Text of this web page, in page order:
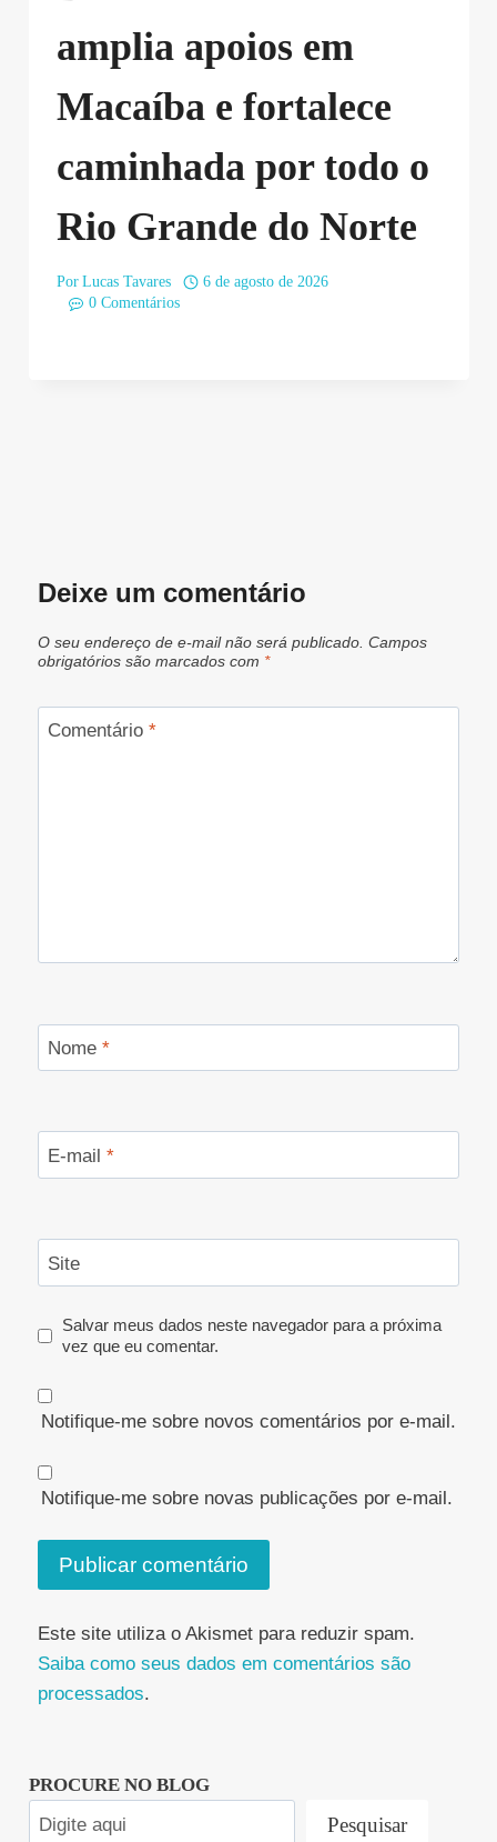
amplia apoios em
Macaíba e fortalece
caminhada por todo o
Rio Grande do Norte
Por Lucas Tavares
6 de agosto de 2026
0 Comentários
Deixe um comentário
O seu endereço de e-mail não será publicado. Campos
obrigatórios são marcados com *
Comentário *
Nome *
E-mail *
Site
Salvar meus dados neste navegador para a próxima
vez que eu comentar.
Notifique-me sobre novos comentários por e-mail.
Notifique-me sobre novas publicações por e-mail.
Este site utiliza o Akismet para reduzir spam.
Saiba como seus dados em comentários são
processados.
PROCURE NO BLOG
Pesquisar